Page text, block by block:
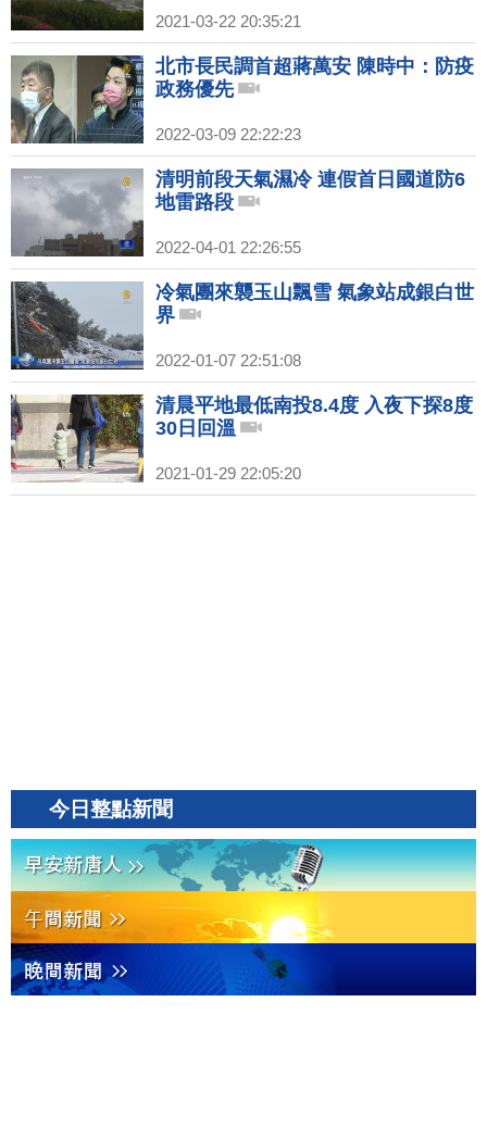
2021-03-22 20:35:21
北市長民調首超蔣萬安 陳時中：防疫
政務優先
2022-03-09 22:22:23
清明前段天氣濕冷 連假首日國道防6
地雷路段
2022-04-01 22:26:55
冷氣團來襲玉山飄雪 氣象站成銀白世
界
2022-01-07 22:51:08
清晨平地最低南投8.4度 入夜下探8度
30日回溫
2021-01-29 22:05:20
今日整點新聞